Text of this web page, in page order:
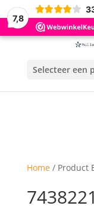
7,8
Selecteer een
Home/ Product